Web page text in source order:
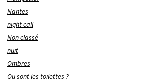
Nantes
night call
Non classé
nuit
Ombres
Ou sont les toilettes ?